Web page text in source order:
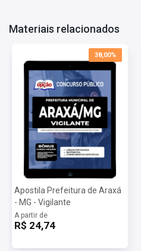
Vagas: 190 vagas
De 06/06/a 08/07/2022
Salário:R$ 1.212,00
Taxa de Inscrição:R$ 65,00
Provas:21/08/2022
Organizadora:IMAM Concursos
Materiais relacionados
38,00%
Apostila Prefeitura de Araxá
- MG - Vigilante
A partir de
R$ 24,74